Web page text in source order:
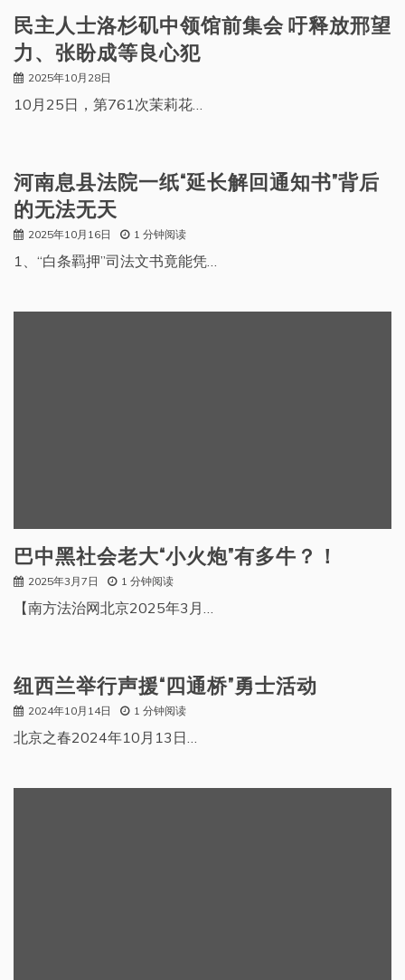
民主人士洛杉矶中领馆前集会 吁释放邢望
力、张盼成等良心犯
2025年10月28日
10月25日，第761次茉莉花…
河南息县法院一纸“延长解回通知书”背后
的无法无天
2025年10月16日 1 分钟阅读
1、“白条羁押”司法文书竟能凭…
巴中黑社会老大“小火炮”有多牛？！
2025年3月7日 1 分钟阅读
【南方法治网北京2025年3月…
纽西兰举行声援“四通桥”勇士活动
2024年10月14日 1 分钟阅读
北京之春2024年10月13日…